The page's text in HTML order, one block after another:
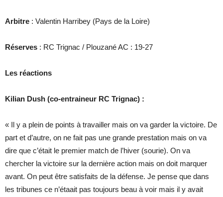
Arbitre : Valentin Harribey (Pays de la Loire)
Réserves : RC Trignac / Plouzané AC : 19-27
Les réactions
Kilian Dush (co-entraineur RC Trignac) :
« Il y a plein de points à travailler mais on va garder la victoire. De
part et d’autre, on ne fait pas une grande prestation mais on va
dire que c’était le premier match de l’hiver (sourie). On va
chercher la victoire sur la dernière action mais on doit marquer
avant. On peut être satisfaits de la défense. Je pense que dans
les tribunes ce n’étaait pas toujours beau à voir mais il y avait